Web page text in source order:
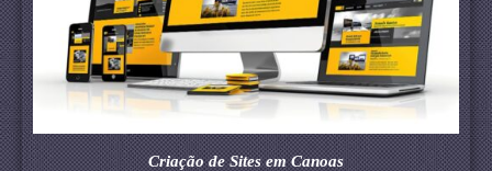
Criação de Sites em Canoas